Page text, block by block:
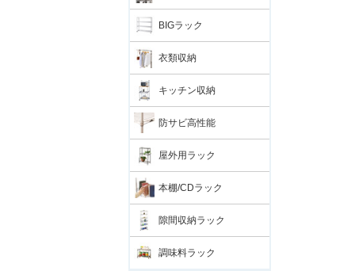
BIGラック
衣類収納
キッチン収納
防サビ高性能
屋外用ラック
本棚/CDラック
隙間収納ラック
調味料ラック